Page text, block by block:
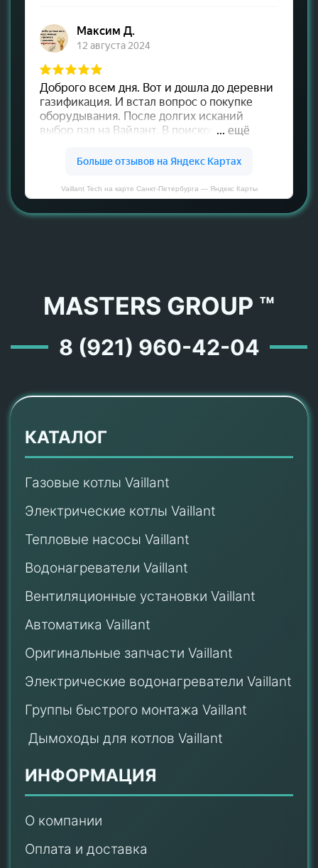
Vaillant Tech на карте Санкт‑Петербурга — Яндекс Карты
MASTERS GROUP ™
8 (921) 960-42-04
КАТАЛОГ
Газовые котлы Vaillant
Электрические котлы Vaillant
Тепловые насосы Vaillant
Водонагреватели Vaillant
Вентиляционные установки Vaillant
Автоматика Vaillant
Оригинальные запчасти Vaillant
Электрические водонагреватели Vaillant
Группы быстрого монтажа Vaillant
Дымоходы для котлов Vaillant
ИНФОРМАЦИЯ
О компании
Оплата и доставка